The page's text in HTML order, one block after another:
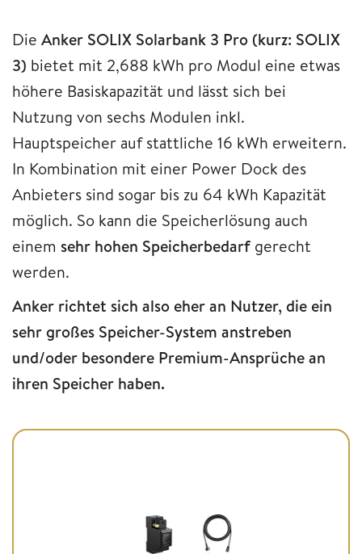
Die Anker SOLIX Solarbank 3 Pro (kurz: SOLIX
3) bietet mit 2,688 kWh pro Modul eine etwas
höhere Basiskapazität und lässt sich bei
Nutzung von sechs Modulen inkl.
Hauptspeicher auf stattliche 16 kWh erweitern.
In Kombination mit einer Power Dock des
Anbieters sind sogar bis zu 64 kWh Kapazität
möglich. So kann die Speicherlösung auch
einem sehr hohen Speicherbedarfgerecht
werden.
Anker richtet sich also eher an Nutzer, die ein
sehr großes Speicher-System anstreben
und/oder besondere Premium-Ansprüche an
ihren Speicher haben.